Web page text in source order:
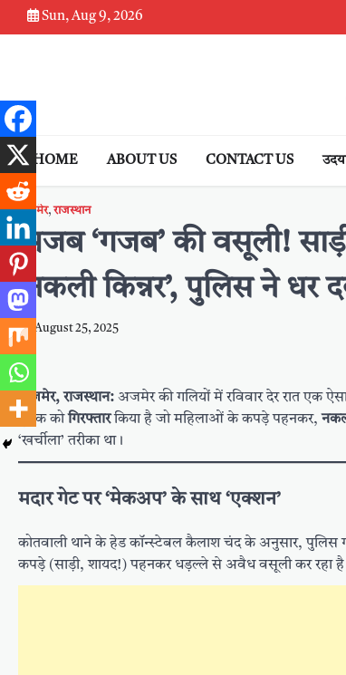
Skip
to
Sun, Aug 9, 2026
HOME ABOUT US CONTACT US
अजमेर,राजस्थान
अजब ‘गजब’ की वसूली!
‘नकली किन्नर’, पुलिस ने धर
August 25, 2025
अजमेर, राजस्थान: अजमेर की गलियों में रविवार देर रात एक
युवक कोगिरफ्तारकिया है जो महिलाओं के कपड़े पहनकर,
‘खर्चीला’ तरीका था।
मदार गेट पर ‘मेकअप’ के साथ ‘एक्शन’
कोतवाली थाने के हेड कॉन्स्टेबल कैलाश चंद के अनुसार, पुलिस
कपड़े (साड़ी, शायद!) पहनकर धड़ल्ले से अवैध वसूली कर रहा